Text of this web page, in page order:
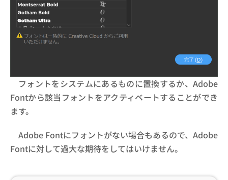
フォントをシステムにあるものに置換するか、Adobe
Fontから該当フォントをアクティベートすることができ
ます。
Adobe Fontにフォントがない場合もあるので、Adobe
Fontに対して過大な期待をしてはいけません。